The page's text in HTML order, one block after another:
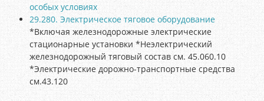
особых условиях
29.280. Электрическое тяговое оборудование
*Включая железнодорожные электрические
стационарные установки *Неэлектрический
железнодорожный тяговый состав см. 45.060.10
*Электрические дорожно-транспортные средства
см.43.120